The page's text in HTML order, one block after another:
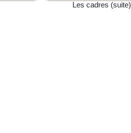
Les cadres (suite)